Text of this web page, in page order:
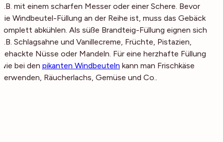
z.B. mit einem scharfen Messer oder einer Schere. Bevor
die Windbeutel-Füllung an der Reihe ist, muss das Gebäck
komplett abkühlen. Als süße Brandteig-Füllung eignen sich
z.B. Schlagsahne und Vanillecreme, Früchte, Pistazien,
gehackte Nüsse oder Mandeln. Für eine herzhafte Füllung
wie bei den pikanten Windbeuteln kann man Frischkäse
verwenden, Räucherlachs, Gemüse und Co..